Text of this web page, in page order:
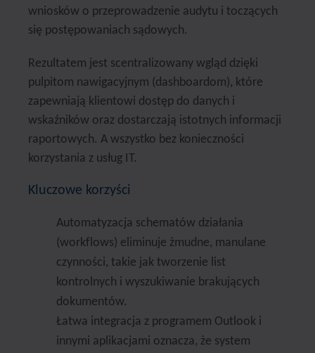
wniosków o przeprowadzenie audytu i toczących
się postępowaniach sądowych.
Rezultatem jest scentralizowany wgląd dzięki
pulpitom nawigacyjnym (dashboardom), które
zapewniają klientowi dostęp do danych i
wskaźników oraz dostarczają istotnych informacji
raportowych. A wszystko bez konieczności
korzystania z usług IT.
Kluczowe korzyści
Automatyzacja schematów działania
(workflows) eliminuje żmudne, manulane
czynności, takie jak tworzenie list
kontrolnych i wyszukiwanie brakujących
dokumentów.
Łatwa integracja z programem Outlook i
innymi aplikacjami oznacza, że system